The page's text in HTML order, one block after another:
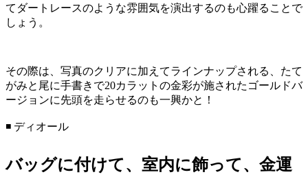
てダートレースのような雰囲気を演出するのも心躍ることで
しょう。
その際は、写真のクリアに加えてラインナップされる、たて
がみと尾に手書きで20カラットの金彩が施されたゴールドバ
ージョンに先頭を走らせるのも一興かと！
◾️ ディオール
バッグに付けて、室内に飾って、金運